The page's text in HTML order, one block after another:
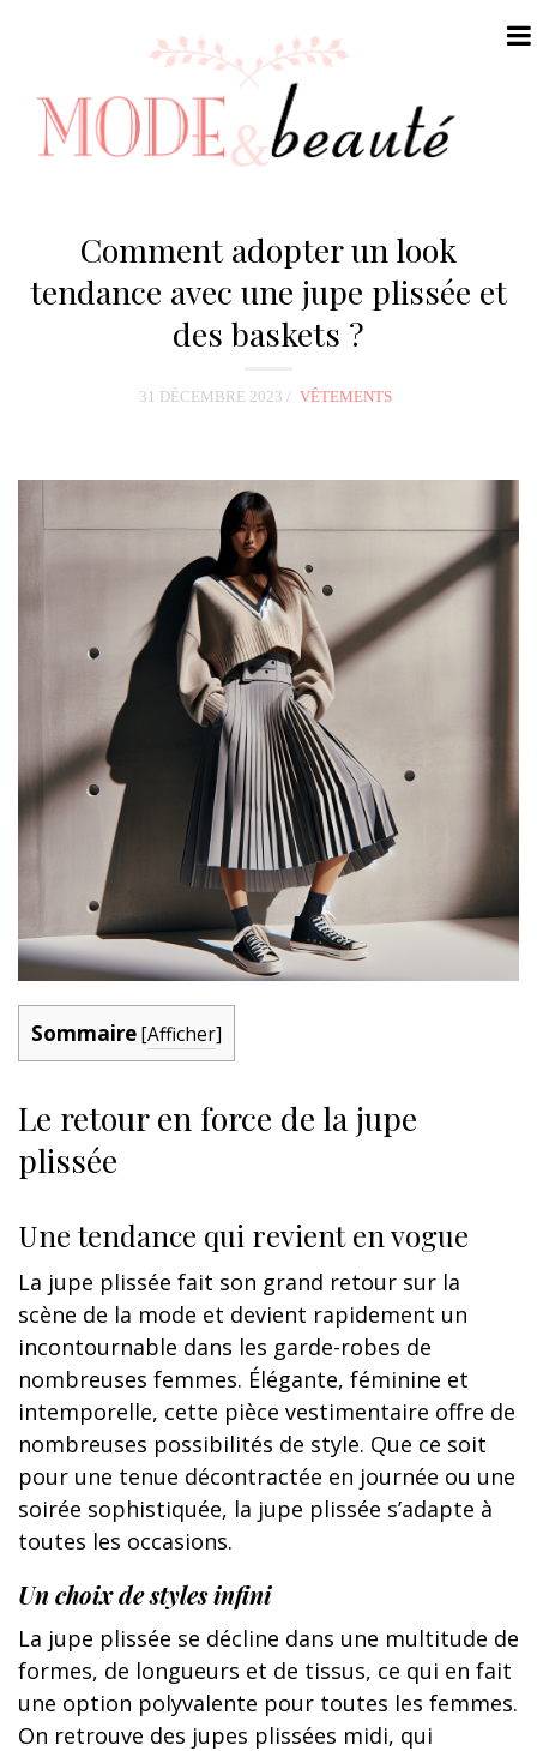
Comment adopter un look
tendance avec une jupe plissée et
des baskets ?
31 DÉCEMBRE 2023 VÊTEMENTS
Sommaire[Afficher]
Le retour en force de la jupe
plissée
Une tendance qui revient en vogue
La jupe plissée fait son grand retour sur la
scène de la mode et devient rapidement un
incontournable dans les garde-robes de
nombreuses femmes. Élégante, féminine et
intemporelle, cette pièce vestimentaire offre de
nombreuses possibilités de style. Que ce soit
pour une tenue décontractée en journée ou une
soirée sophistiquée, la jupe plissée s’adapte à
toutes les occasions.
Un choix de styles infini
La jupe plissée se décline dans une multitude de
formes, de longueurs et de tissus, ce qui en fait
une option polyvalente pour toutes les femmes.
On retrouve des jupes plissées midi, qui